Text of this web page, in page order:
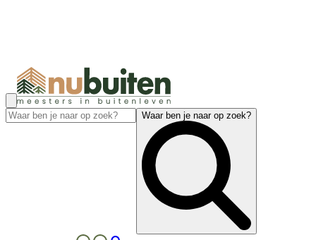
Waar ben je naar op zoek?